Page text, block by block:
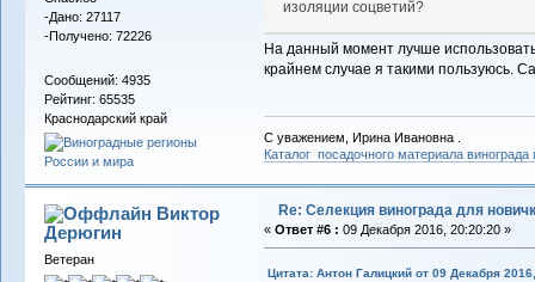
-Дано: 27117
-Получено: 72226
Сообщений: 4935
Рейтинг: 65535
Краснодарский край
изоляции соцветий?
На данный момент лучше
крайнем случае я такими пользуюсь.
С уважением, Ирина Ивановна .
Каталог посадочного материала
Виктор
Дерюгин
Ветеран
Re: Селекция винограда для
« Ответ #6 : 09 Декабря 2016, 20:20:20 »
Цитата: Антон Галицкий от 09 Декабря